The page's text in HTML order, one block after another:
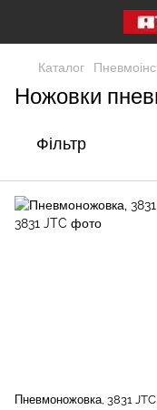
Каталог
Ножовки
Фільтр
Пневмоножовка, 3831 JTC